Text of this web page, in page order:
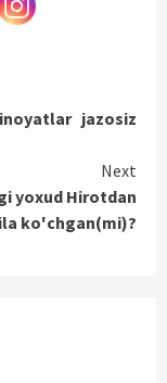
jazosiz
Next
yoxud Hirotdan
ko'chgan(mi)?